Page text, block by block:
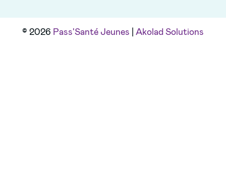
© 2026 Pass'Santé Jeunes Akolad Solutions